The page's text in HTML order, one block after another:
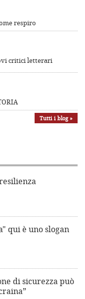
respiro
critici letterari
Tutti i blog »
qui è uno slogan
di sicurezza può